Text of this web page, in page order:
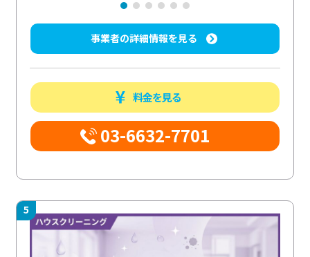
事業者の詳細情報を見る
料金を見る
03-6632-7701
5